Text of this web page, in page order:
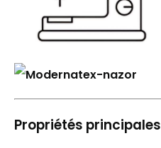
Propriétés principales